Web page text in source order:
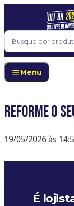
Pular para o
Buscar
Menu
Reforme o
19/05/2026 às
É